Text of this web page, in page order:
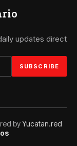
updates direct
byYucatan.red